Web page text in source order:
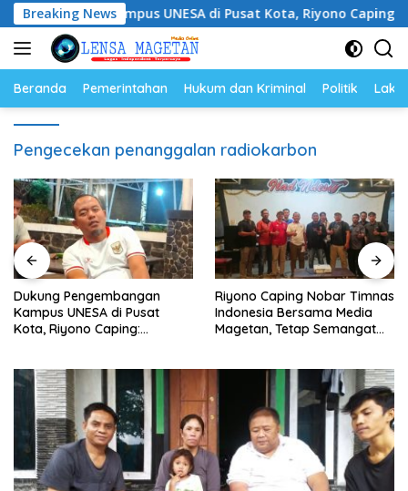
Langsung
ke
konten
Breaking News
Kampus UNESA di Pusat Kota, Riyono Caping:
Beranda Pemerintahan Hukum dan Kriminal Politik
Pengecekan penanggalan radiokarbon
Riyono Caping Nobar Timnas
Indonesia Bersama Media
Magetan, Tetap Semangat
Riyono Caping Dorong Ibu-
Ibu Magetan Kembangkan
Olahan Ikan, Perkuat Budaya